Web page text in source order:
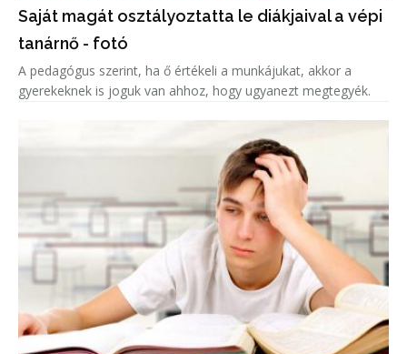
Saját magát osztályoztatta le diákjaival a vépi
tanárnő - fotó
A pedagógus szerint, ha ő értékeli a munkájukat, akkor a
gyerekeknek is joguk van ahhoz, hogy ugyanezt megtegyék.